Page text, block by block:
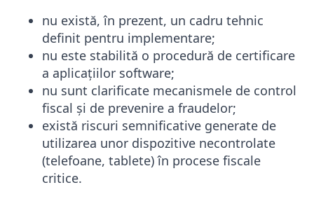
nu există, în prezent, un cadru tehnic
definit pentru implementare;
nu este stabilită o procedură de certificare
a aplicațiilor software;
nu sunt clarificate mecanismele de control
fiscal și de prevenire a fraudelor;
există riscuri semnificative generate de
utilizarea unor dispozitive necontrolate
(telefoane, tablete) în procese fiscale
critice.